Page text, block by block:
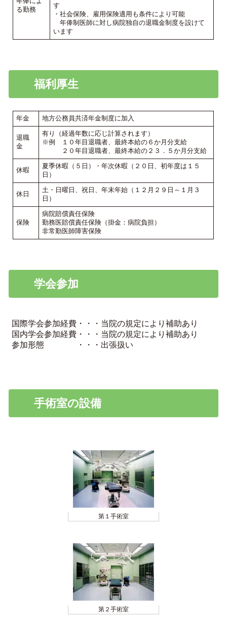
る勤務
す
・社会保険、雇用保険適用も条件により可能
年俸制医師に対し病院独自の退職金制度を設けて
います
福利厚生
年金 地方公務員共済年金制度に加入
退職
金
有り（経過年数に応じ計算されます）
※例 １０年目退職者、最終本給の６か月分支給
２０年目退職者、最終本給の２３．５か月分支給
休暇
夏季休暇（５日）・年次休暇（２０日、初年度は１５
日）
休日
土・日曜日、祝日、年末年始（１２月２９日～１月３
日）
保険
病院賠償責任保険
勤務医賠償責任保険（掛金：病院負担）
非常勤医師障害保険
学会参加
国際学会参加経費・・・当院の規定により補助あり
国内学会参加経費・・・当院の規定により補助あり
参加形態 ・・・出張扱い
手術室の設備
第１手術室
第２手術室